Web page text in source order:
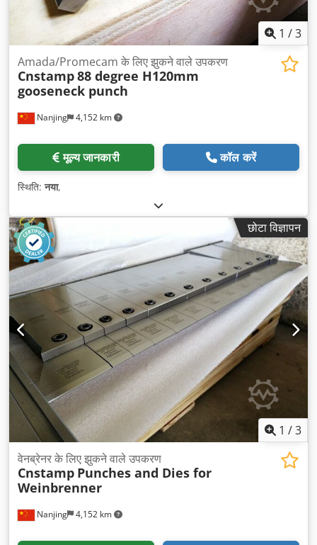
1 /3
Nanjing 4,152 km
Amada/Promecam के लिए झुकने वाले उपकरण
Cnstamp88 degree H120mm
gooseneck punch
मूल्य जानकारी कॉल करें
स्थिति:नया,
छोटा विज्ञापन
1 /3
Nanjing 4,152 km
वेनब्रेनर के लिए झुकने वाले उपकरण
Cnstamp Punches and Dies for
Weinbrenner